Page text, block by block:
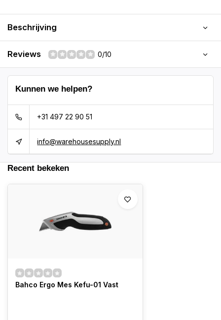
Beschrijving
Reviews 0/10
Kunnen we helpen?
+31 497 22 90 51
info@warehousesupply.nl
Recent bekeken
Bahco Ergo Mes Kefu-01 Vast